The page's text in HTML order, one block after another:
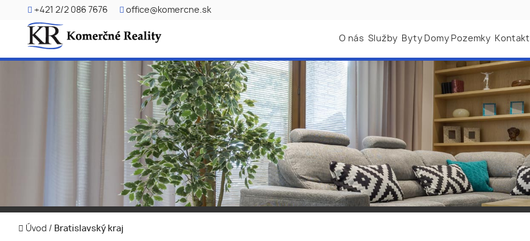
+421 2/2 086 7676 office@komercne.sk
O nás Služby Byty Domy Pozemky Kontakt
Úvod / Bratislavský kraj